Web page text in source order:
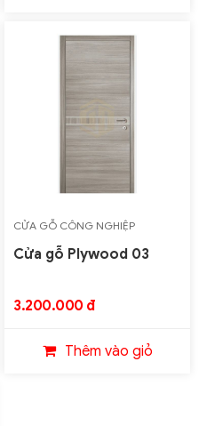
CỬA GỖ CÔNG NGHIỆP
PLYWOOD
Cửa gỗ Plywood 03
3.200.000 đ
Thêm vào giỏ